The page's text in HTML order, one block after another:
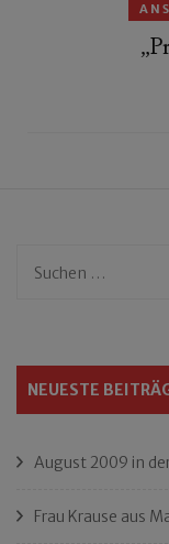
Suchen
NEUESTE
August 2009 in
Frau Krause aus